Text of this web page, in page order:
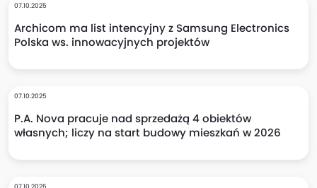
07.10.2025
Archicom ma list intencyjny z Samsung Electronics
Polska ws. innowacyjnych projektów
07.10.2025
P.A. Nova pracuje nad sprzedażą 4 obiektów
własnych; liczy na start budowy mieszkań w 2026